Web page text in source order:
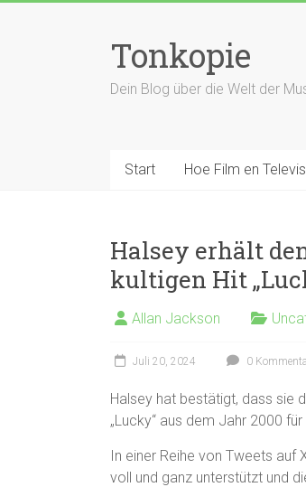
Tonkopie
Dein Blog über die Welt der
Start Hoe Film en
Halsey erhält
kultigen Hit
Allan Jackson
Juli 20, 2024 0
Halsey hat bestätigt, dass sie
„Lucky“ aus dem Jahr 2000
In einer Reihe von Tweets auf
voll und ganz unterstützt und